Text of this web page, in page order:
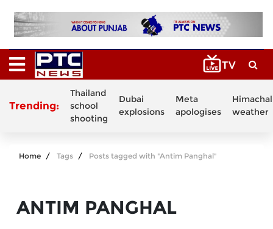
Trending:
Thailand
school
shooting
Dubai
explosions
Meta
apologises
Himachal
weather
Home Tags Posts tagged with "Antim Panghal"
ANTIM PANGHAL